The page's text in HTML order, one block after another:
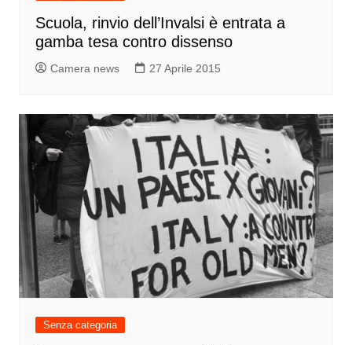
Scuola, rinvio dell’Invalsi è entrata a
gamba tesa contro dissenso
Camera news 27 Aprile 2015
Senza categoria